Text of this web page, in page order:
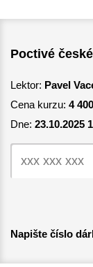
Poctivé
Lektor: Pavel
Cena kurzu: 4
Dne: 23.10.2025
Napište číslo